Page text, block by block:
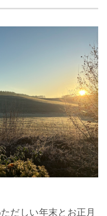
だしい年末とお正月